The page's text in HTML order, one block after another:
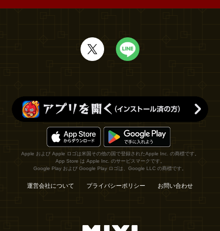
Apple および Apple ロゴは米国その他の国で登録されたApple Inc. の商標です。
App Store は Apple Inc. のサービスマークです。
Google Play および Google Play ロゴは、Google LLC の商標です。
運営会社について プライバシーポリシー お問い合わせ